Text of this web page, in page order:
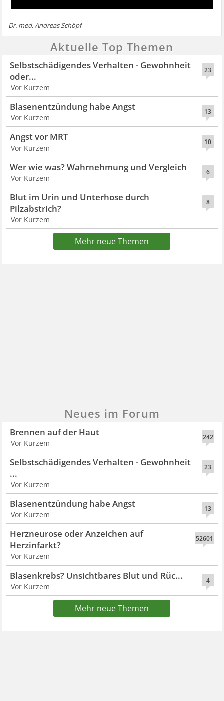
Dr. med. Andreas Schöpf
Aktuelle Top Themen
23
Selbstschädigendes Verhalten - Gewohnheit
oder...
Vor Kurzem
13
Blasenentzündung habe Angst
Vor Kurzem
10
Angst vor MRT
Vor Kurzem
6
Wer wie was? Wahrnehmung und Vergleich
Vor Kurzem
8
Blut im Urin und Unterhose durch
Pilzabstrich?
Vor Kurzem
Mehr neue Themen
Neues im Forum
242
Brennen auf der Haut
Vor Kurzem
23
Selbstschädigendes Verhalten - Gewohnheit
...
Vor Kurzem
13
Blasenentzündung habe Angst
Vor Kurzem
52601
Herzneurose oder Anzeichen auf
Herzinfarkt?
Vor Kurzem
4
Blasenkrebs? Unsichtbares Blut und Rüc...
Vor Kurzem
Mehr neue Themen